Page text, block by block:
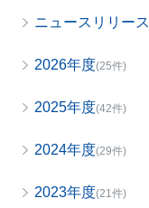
ニュースリリース
2026年度(25件)
2025年度(42件)
2024年度(29件)
2023年度(21件)